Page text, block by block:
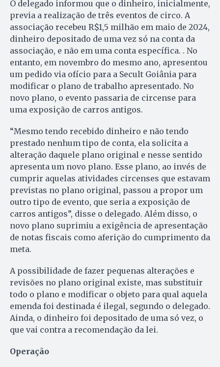
O delegado informou que o dinheiro, inicialmente,
previa a realização de três eventos de circo. A
associação recebeu R$1,5 milhão em maio de 2024,
dinheiro depositado de uma vez só na conta da
associação, e não em uma conta específica. . No
entanto, em novembro do mesmo ano, apresentou
um pedido via ofício para a Secult Goiânia para
modificar o plano de trabalho apresentado. No
novo plano, o evento passaria de circense para
uma exposição de carros antigos.
“Mesmo tendo recebido dinheiro e não tendo
prestado nenhum tipo de conta, ela solicita a
alteração daquele plano original e nesse sentido
apresenta um novo plano. Esse plano, ao invés de
cumprir aquelas atividades circenses que estavam
previstas no plano original, passou a propor um
outro tipo de evento, que seria a exposição de
carros antigos”, disse o delegado. Além disso, o
novo plano suprimiu a exigência de apresentação
de notas fiscais como aferição do cumprimento da
meta.
A possibilidade de fazer pequenas alterações e
revisões no plano original existe, mas substituir
todo o plano e modificar o objeto para qual aquela
emenda foi destinada é ilegal, segundo o delegado.
Ainda, o dinheiro foi depositado de uma só vez, o
que vai contra a recomendação da lei.
Operação